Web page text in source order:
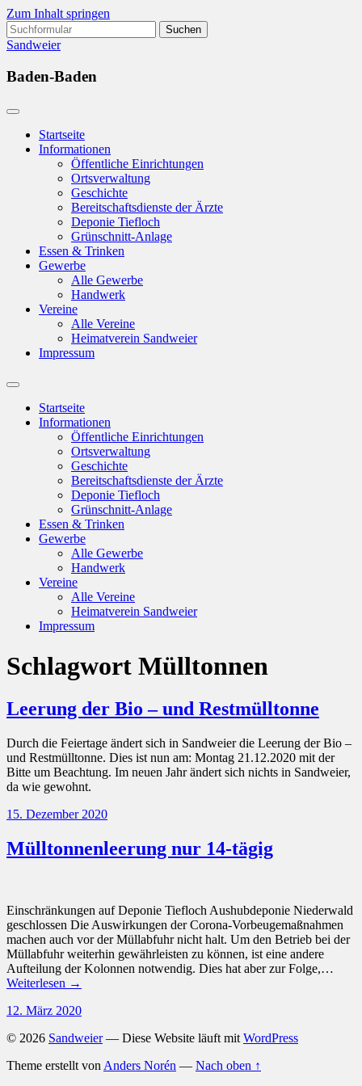
Zum Inhalt springen
Suchen
nach:
Sandweier
Baden-Baden
Startseite
Informationen
Öffentliche Einrichtungen
Ortsverwaltung
Geschichte
Bereitschaftsdienste der Ärzte
Deponie Tiefloch
Grünschnitt-Anlage
Essen & Trinken
Gewerbe
Alle Gewerbe
Handwerk
Vereine
Alle Vereine
Heimatverein Sandweier
Impressum
Suchfeld
ein-/ausblenden
Startseite
Informationen
Öffentliche Einrichtungen
Ortsverwaltung
Geschichte
Bereitschaftsdienste der Ärzte
Deponie Tiefloch
Grünschnitt-Anlage
Essen & Trinken
Gewerbe
Alle Gewerbe
Handwerk
Vereine
Alle Vereine
Heimatverein Sandweier
Impressum
Schlagwort Mülltonnen
Leerung der Bio – und Restmülltonne
Durch die Feiertage ändert sich in Sandweier die Leerung der Bio –
und Restmülltonne. Dies ist nun am: Montag 21.12.2020 mit der
Bitte um Beachtung. Im neuen Jahr ändert sich nichts in Sandweier,
da wie gewohnt.
15. Dezember 2020
Mülltonnenleerung nur 14-tägig
Einschränkungen auf Deponie Tiefloch Aushubdeponie Niederwald
geschlossen Die Auswirkungen der Corona-Vorbeugemaßnahmen
machen auch vor der Müllabfuhr nicht halt. Um den Betrieb bei der
Müllabfuhr weiterhin gewährleisten zu können, ist eine andere
Aufteilung der Kolonnen notwendig. Dies hat aber zur Folge,…
Weiterlesen →
12. März 2020
© 2026 Sandweier— Diese Website läuft mit WordPress
Theme erstellt von Anders Norén — Nach oben ↑